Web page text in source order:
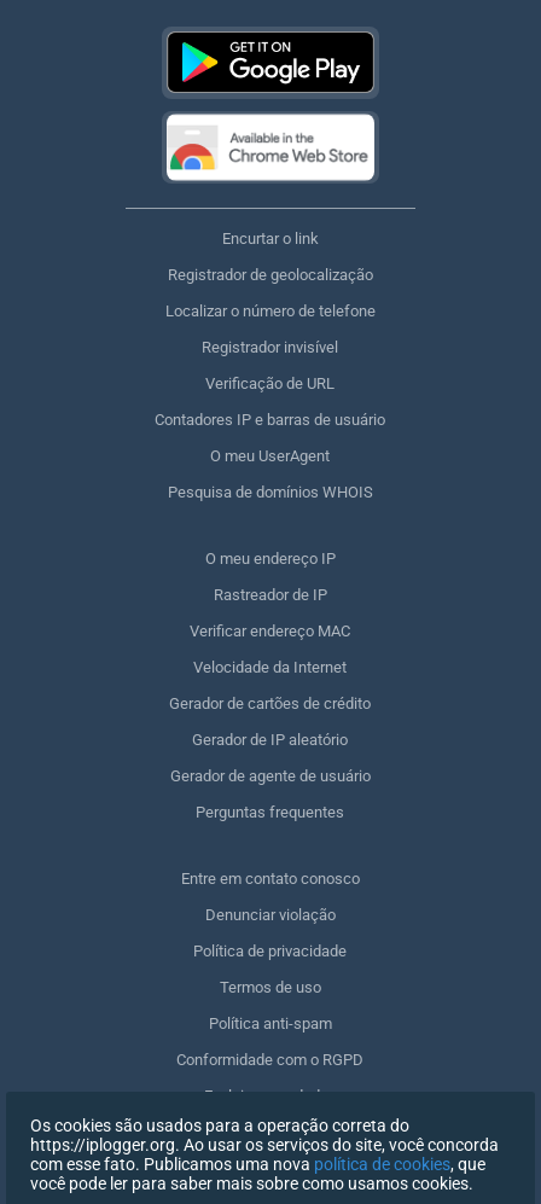
Encurtar o link
Registrador de geolocalização
Localizar o número de telefone
Registrador invisível
Verificação de URL
Contadores IP e barras de usuário
O meu UserAgent
Pesquisa de domínios WHOIS
O meu endereço IP
Rastreador de IP
Verificar endereço MAC
Velocidade da Internet
Gerador de cartões de crédito
Gerador de IP aleatório
Gerador de agente de usuário
Perguntas frequentes
Entre em contato conosco
Denunciar violação
Política de privacidade
Termos de uso
Política anti-spam
Conformidade com o RGPD
Excluir meus dados
Retirar o consentimento
Os cookies são usados para a operação correta do
https://iplogger.org. Ao usar os serviços do site, você concorda
com esse fato. Publicamos uma nova política de cookies, que
você pode ler para saber mais sobre como usamos cookies.